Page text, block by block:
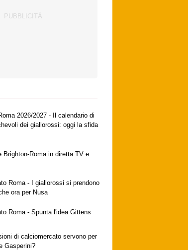
2026/2027 - Il calendario di
dei giallorossi: oggi la sfida
Brighton-Roma in diretta TV e
Roma - I giallorossi si prendono
ora per Nusa
Roma - Spunta l'idea Gittens
di calciomercato servono per
Gasperini?